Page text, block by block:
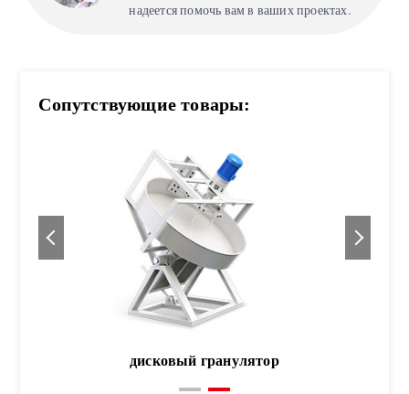
надеется помочь вам в ваших проектах.
Сопутствующие товары:
дисковый гранулятор